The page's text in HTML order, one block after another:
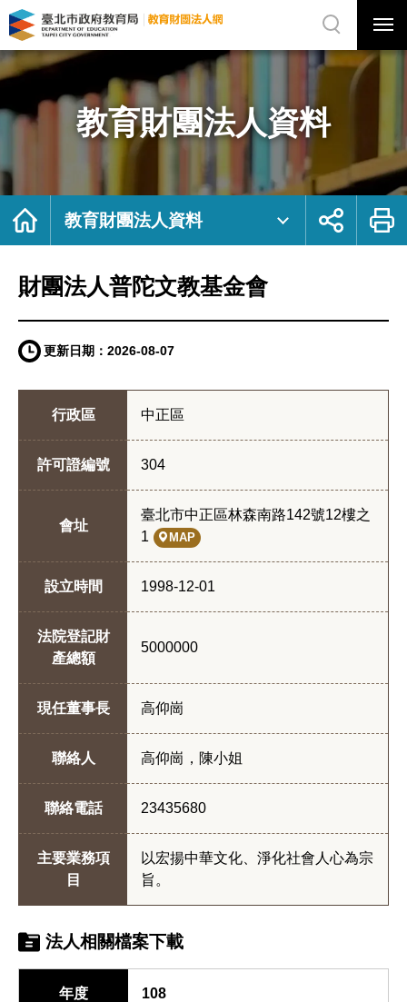
財
團
人
文
教
北
府
育
網
站
選
選
單
關
網
站
尋
教育財團法人資料
首
教育財團法人資料
展
鈕
列
財團法人普陀文教基金會
更新日期： 2026-08-07
行政區 中正區
許可證編號 304
會址
臺北市中正區林森南路142號12樓之
1
MAP
設立時間 1998-12-01
法院登記財
產總額
5000000
現任董事長 高仰崗
聯絡人 高仰崗，陳小姐
聯絡電話 23435680
主要業務項
目
以宏揚中華文化、淨化社會人心為宗
旨。
法人相關檔案下載
年度 108